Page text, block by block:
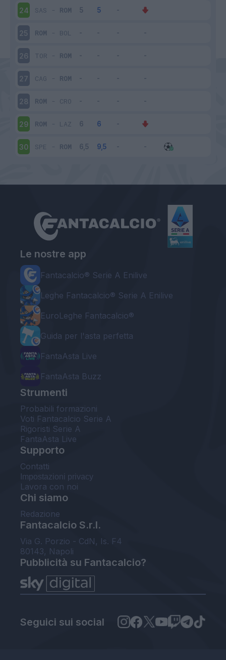
24 SAS - ROM
25 ROM - BOL
26 TOR - ROM
27 CAG - ROM
28 ROM - CRO
29 ROM - LAZ
30 SPE - ROM
Le nostre app
Fantacalcio® Serie A Enilive
Leghe Fantacalcio® Serie A Enilive
EuroLeghe Fantacalcio®
Guida per l'asta perfetta
FantaAsta Live
FantaAsta Buzz
Strumenti
Probabili formazioni
Voti Fantacalcio Serie A
Rigoristi Serie A
FantaAsta Live
Supporto
Contatti
Impostazioni privacy
Lavora con noi
Chi siamo
Redazione
Fantacalcio S.r.l.
Via G. Porzio - CdN, Is. F4
80143, Napoli
Pubblicità su Fantacalcio?
Seguici sui social